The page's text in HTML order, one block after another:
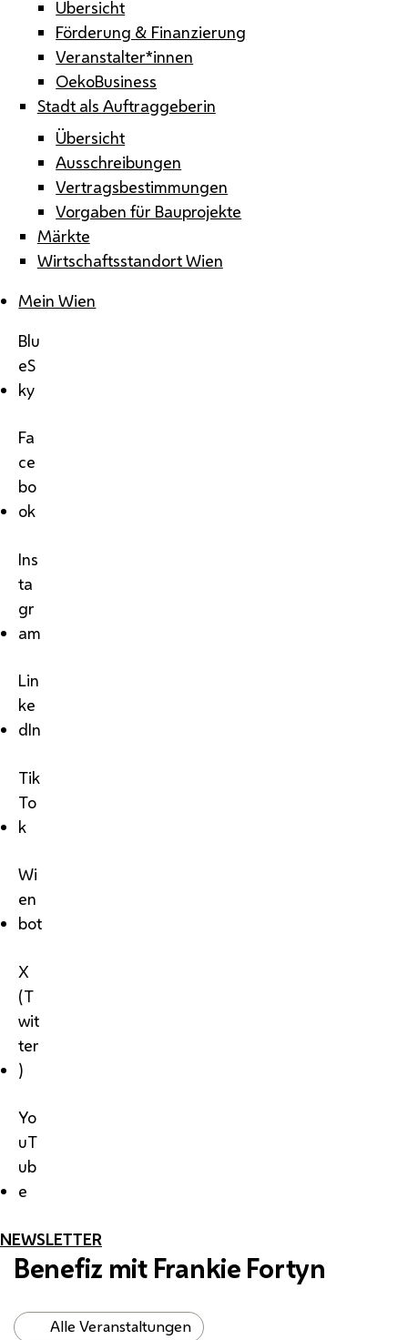
Übersicht
Förderung & Finanzierung
Veranstalter*innen
OekoBusiness
Stadt als Auftraggeberin
Übersicht
Ausschreibungen
Vertragsbestimmungen
Vorgaben für Bauprojekte
Märkte
Wirtschaftsstandort Wien
Mein Wien
Blu
eS
ky
Fa
ce
bo
ok
Ins
ta
gr
am
Lin
ke
dIn
Tik
To
k
Wi
en
bot
X
(T
wit
ter
)
Yo
uT
ub
e
NEWSLETTER
Benefiz mit Frankie Fortyn
Alle Veranstaltungen